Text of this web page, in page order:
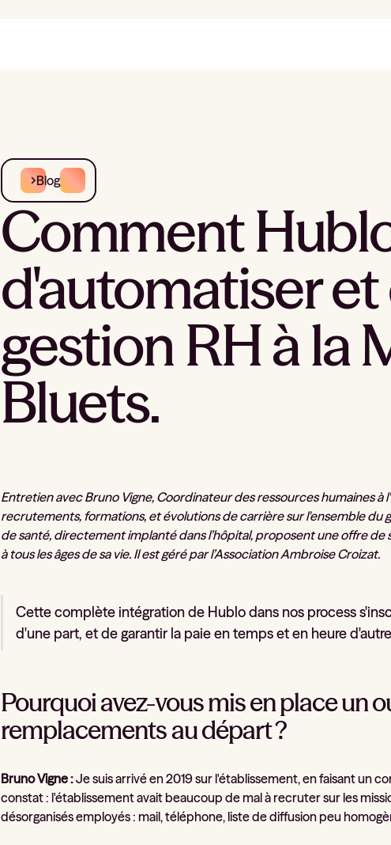
Blog
Comment
d'automatiser
gestion RH à la
Bluets.
Entretien avec Bruno Vigne, Coordinateur des ressources humaines
recrutements, formations, et évolutions de carrière sur l'ensemble du
de santé, directement implanté dans l’hôpital, proposent une offre
à tous les âges de sa vie. Il est géré par l’Association Ambroise Croizat.
Cette complète intégration de Hublo dans nos process
d'une part, et de garantir la paie en temps et en heure
Pourquoi avez-vous mis en place un
remplacements au départ ?
Bruno Vigne :Je suis arrivé en 2019 sur l'établissement, en faisant un
constat : l'établissement avait beaucoup de mal à recruter sur les
désorganisés employés : mail, téléphone, liste de diffusion peu